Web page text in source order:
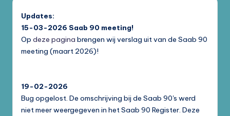
Updates:
15-03-2026 Saab 90 meeting!
Op deze pagina brengen wij verslag uit van de Saab 90
meeting (maart 2026)!
19-02-2026
Bug opgelost. De omschrijving bij de Saab 90's werd
niet meer weergegeven in het Saab 90 Register. Deze